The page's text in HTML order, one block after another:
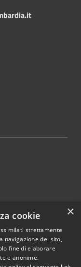
© 2026 • Comune di
×
cookie
strettamente
navigazione del sito,
fine di elaborare
e anonime.